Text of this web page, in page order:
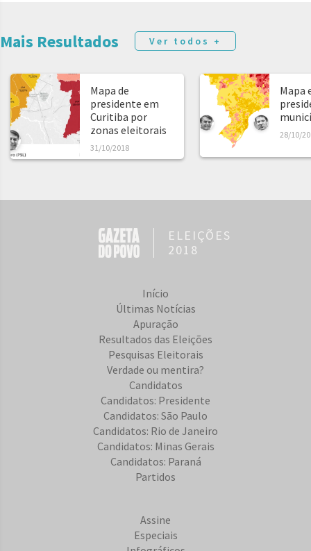
Mais Resultados Ver todos +
Mapa de
presidente em
Curitiba por
zonas eleitorais
31/10/2018
Mapa
28/10/
ELEIÇÕES
2018
Início
Últimas Notícias
Apuração
Resultados das Eleições
Pesquisas Eleitorais
Verdade ou mentira?
Candidatos
Candidatos: Presidente
Candidatos: São Paulo
Candidatos: Rio de Janeiro
Candidatos: Minas Gerais
Candidatos: Paraná
Partidos
Assine
Especiais